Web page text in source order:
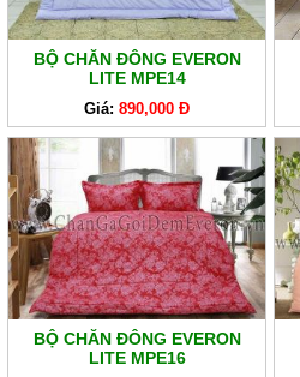
SẢN
PHẨM
BỘ CHĂN ĐÔNG EVERON
LITE MPE14
Giá: 890,000 Đ
BỘ CHĂN ĐÔNG EVERON
LITE MPE16